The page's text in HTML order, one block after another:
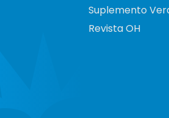
Suplemento
Revista OH